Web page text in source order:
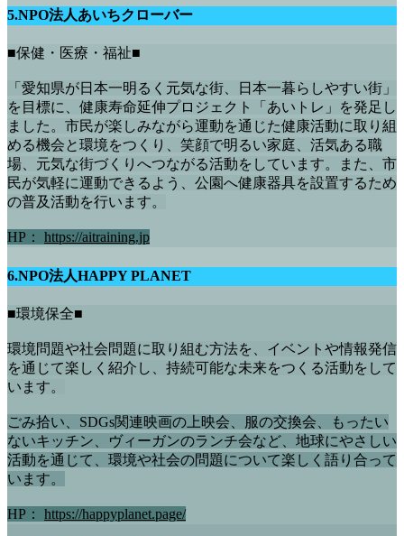
5.NPO法人あいちクローバー
■保健・医療・福祉■
「愛知県が日本一明るく元気な街、日本一暮らしやすい街」
を目標に、健康寿命延伸プロジェクト「あいトレ」を発足し
ました。市民が楽しみながら運動を通じた健康活動に取り組
める機会と環境をつくり、笑顔で明るい家庭、活気ある職
場、元気な街づくりへつながる活動をしています。また、市
民が気軽に運動できるよう、公園へ健康器具を設置するため
の普及活動を行います。
HP： https://aitraining.jp
6.NPO法人HAPPY PLANET
■環境保全■
環境問題や社会問題に取り組む方法を、イベントや情報発信
を通じて楽しく紹介し、持続可能な未来をつくる活動をして
います。
ごみ拾い、SDGs関連映画の上映会、服の交換会、もったい
ないキッチン、ヴィーガンのランチ会など、地球にやさしい
活動を通じて、環境や社会の問題について楽しく語り合って
います。
HP： https://happyplanet.page/